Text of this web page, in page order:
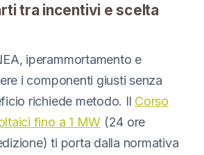
tra incentivi e scelta
iperammortamento e
i componenti giusti senza
richiede metodo. Il Corso
fino a 1 MW (24 ore
ti porta dalla normativa